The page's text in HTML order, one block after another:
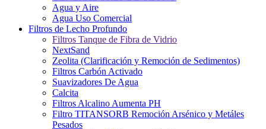
Agua y Aire
Agua Uso Comercial
Filtros de Lecho Profundo
Filtros Tanque de Fibra de Vidrio
NextSand
Zeolita (Clarificación y Remoción de Sedimentos)
Filtros Carbón Activado
Suavizadores De Agua
Calcita
Filtros Alcalino Aumenta PH
Filtro TITANSORB Remoción Arsénico y Metáles
Pesados